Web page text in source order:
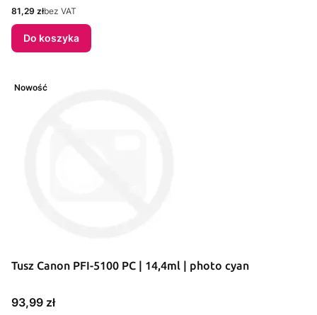
Cena
81,29 złbez VAT
Do koszyka
Nowość
Tusz Canon PFI-5100 PC | 14,4ml | photo cyan
Cena
93,99 zł